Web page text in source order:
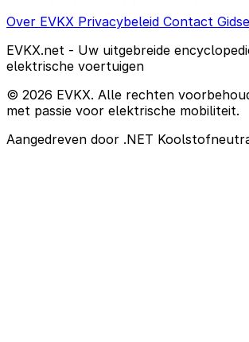
Over EVKX Privacybeleid Contact
EVKX.net - Uw uitgebreide
elektrische voertuigen
© 2026 EVKX. Alle rechten
met passie voor elektrische mobiliteit.
Aangedreven door .NET